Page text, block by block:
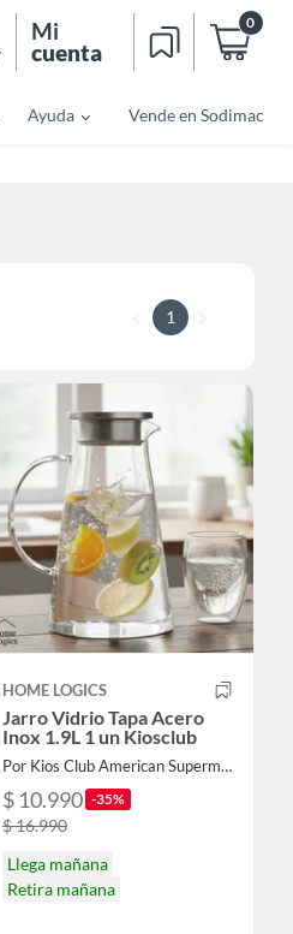
Mi
cuenta
0
Ayuda Vende en Sodimac
1
HOME LOGICS
Jarro Vidrio Tapa Acero
Inox 1.9L 1 un Kiosclub
Por Kios Club American Supermarket
$ 10.990 -35%
$ 16.990
Llega mañana
Retira mañana